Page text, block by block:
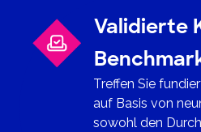
Validierte
Treffen Sie
auf Basis von
sowohl den